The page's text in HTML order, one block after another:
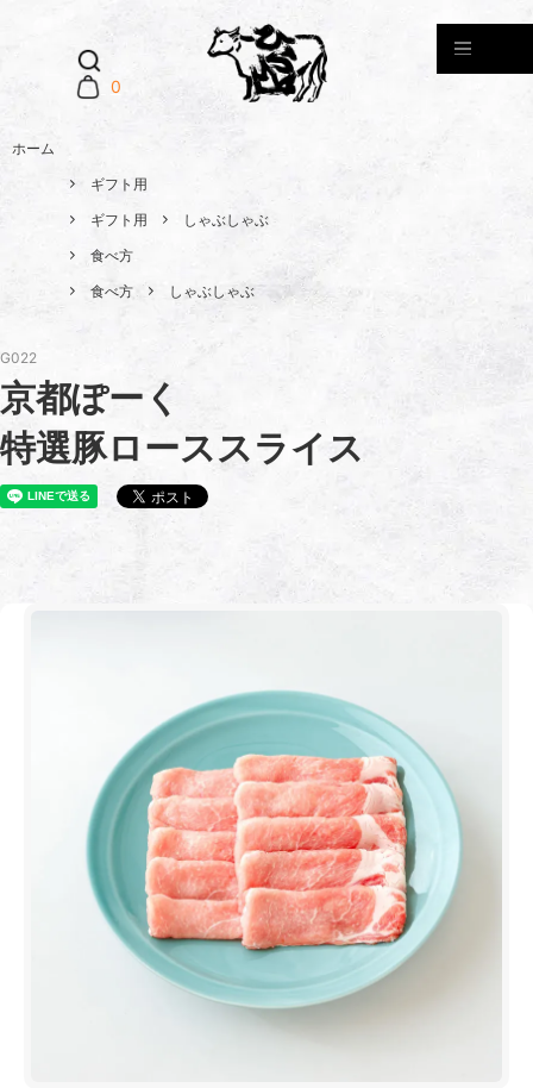
0
ホーム
ギフト用
ギフト用
しゃぶしゃぶ
食べ方
食べ方
しゃぶしゃぶ
G022
京都ぽーく
特選豚ローススライス